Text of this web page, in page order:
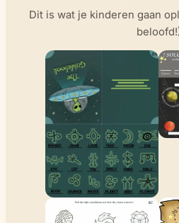
Dit is wat je kinderen gaan